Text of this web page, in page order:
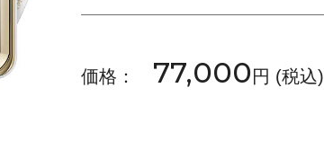
価格： 77,000 円 (税込)